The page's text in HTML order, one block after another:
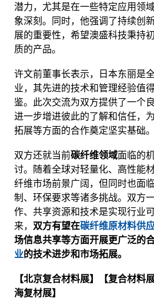
潜力，尤其是在一些特定应用领
象深刻。同时，他强调了持续创
展的重要性，希望澳盛科技秉持
质的产品。
许文前董事长表示，日本东丽是
业，其先进的技术和管理经验值
鉴。此次交流为双方提供了一个
进一步增进彼此的了解和信任，
拓展等方面的合作奠定坚实基础。
双方还就当前碳纤维领域面临的
讨。随着全球对轻量化、高性能
纤维市场前景广阔，但同时也面
制、环保要求等诸多挑战。双方
作、共享资源和技术是实现行业
来， 双方有望在碳纤维原材料供
场信息共享等方面开展更广泛的
业的技术进步和市场拓展。
【北京复合材料展】【复合材料
海复材展】